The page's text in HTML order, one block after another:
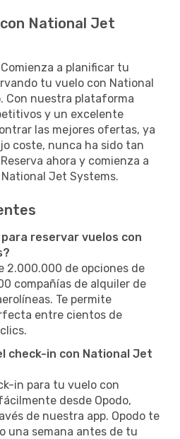
National Jet
a planificar tu
tu vuelo con National
Con nuestra plataforma
y un excelente
las mejores ofertas, ya
coste, nunca ha sido tan
ahora y comienza a
Jet Systems.
reservar vuelos con
2.000.000 de opciones de
compañías de alquiler de
Te permite
entre cientos de
check-in con National Jet
in para tu vuelo con
desde Opodo,
de nuestra app. Opodo te
una semana antes de tu